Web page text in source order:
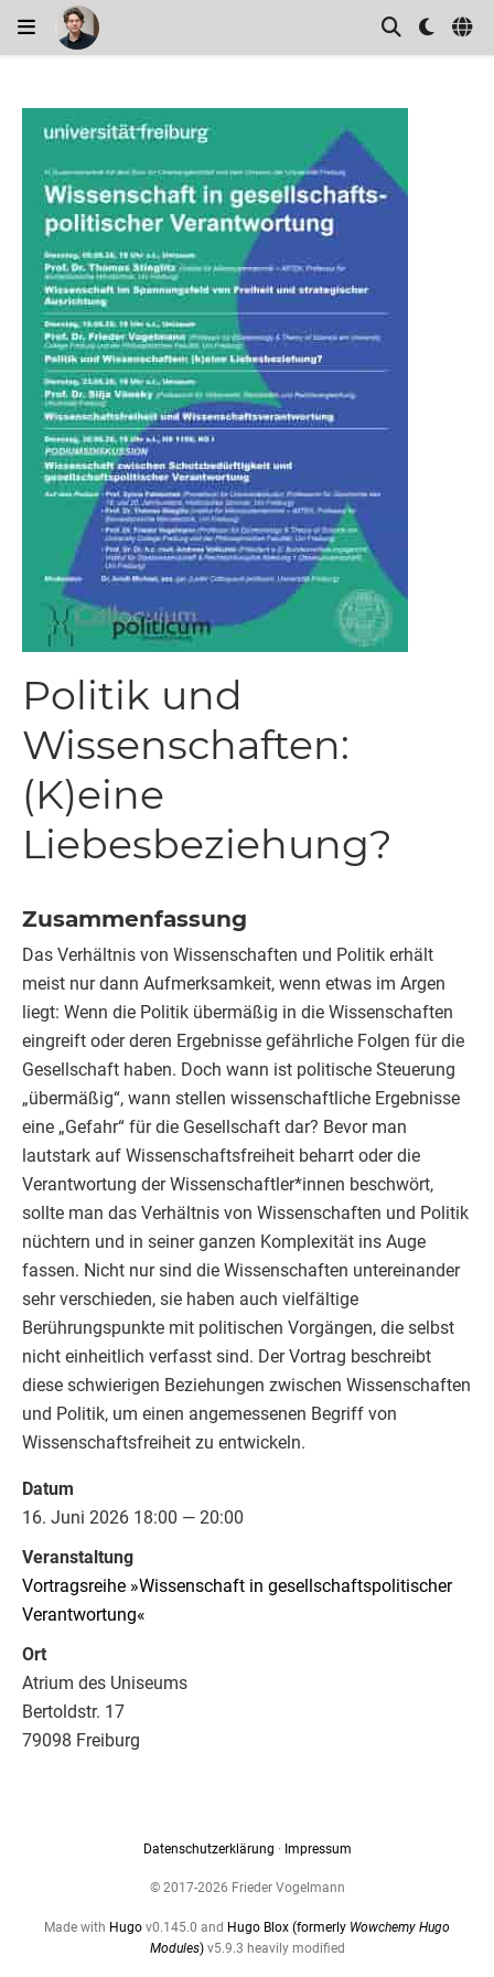
Politik und
Wissenschaften:
(K)eine
Liebesbeziehung?
Zusammenfassung
Das Verhältnis von Wissenschaften und Politik erhält
meist nur dann Aufmerksamkeit, wenn etwas im Argen
liegt: Wenn die Politik übermäßig in die Wissenschaften
eingreift oder deren Ergebnisse gefährliche Folgen für die
Gesellschaft haben. Doch wann ist politische Steuerung
„übermäßig“, wann stellen wissenschaftliche Ergebnisse
eine „Gefahr“ für die Gesellschaft dar? Bevor man
lautstark auf Wissenschaftsfreiheit beharrt oder die
Verantwortung der Wissenschaftler*innen beschwört,
sollte man das Verhältnis von Wissenschaften und Politik
nüchtern und in seiner ganzen Komplexität ins Auge
fassen. Nicht nur sind die Wissenschaften untereinander
sehr verschieden, sie haben auch vielfältige
Berührungspunkte mit politischen Vorgängen, die selbst
nicht einheitlich verfasst sind. Der Vortrag beschreibt
diese schwierigen Beziehungen zwischen Wissenschaften
und Politik, um einen angemessenen Begriff von
Wissenschaftsfreiheit zu entwickeln.
Datum
16. Juni 2026 18:00 — 20:00
Veranstaltung
Vortragsreihe »Wissenschaft in gesellschaftspolitischer
Verantwortung«
Ort
Atrium des Uniseums
Bertoldstr. 17
79098 Freiburg
Datenschutzerklärung · Impressum
© 2017-2026 Frieder Vogelmann
Made with Hugo v0.145.0 and Hugo Blox (formerly Wowchemy Hugo
Modules) v5.9.3 heavily modified